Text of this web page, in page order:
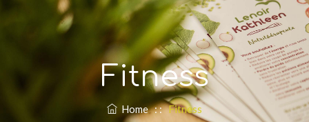
Fitness
Home: :Fitness